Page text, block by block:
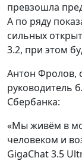
превзошла
А по ряду
сильных
3.2, при этом
Антон Фролов,
руководитель
Сбербанка:
«Мы живём в
человеком и
GigaChat 3.5